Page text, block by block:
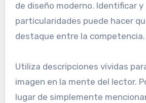
de diseño moderno. Identificar
particularidades puede hacer
destaque entre la competencia.
Utiliza descripciones vívidas
imagen en la mente del lector.
lugar de simplemente